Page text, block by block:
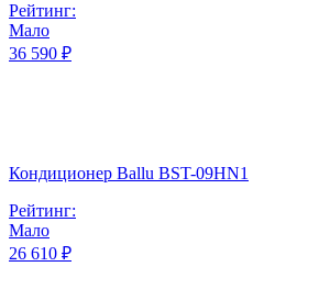
Рейтинг:
Мало
36 590 ₽
Кондиционер Ballu BST-09HN1
Рейтинг:
Мало
26 610 ₽